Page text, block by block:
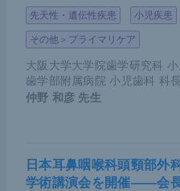
先天性・遺伝性疾患 小児疾患
その他＞プライマリケア
大阪大学大学院歯学研究科
歯学部附属病院 小児歯科 科長
仲野 和彦 先生
日本耳鼻咽喉科頭頸部外
学術講演会を開催――会